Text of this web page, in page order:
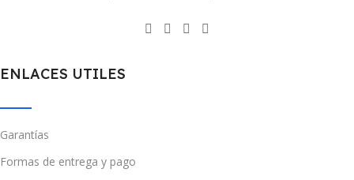
ENLACES UTILES
Garantías
Formas de entrega y pago